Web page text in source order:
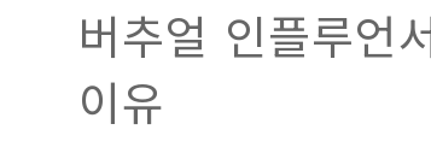
버추얼 인플루언
이유